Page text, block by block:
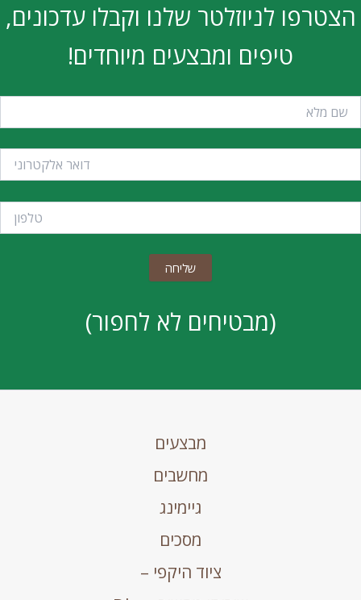
הצטרפו לניוזלטר שלנו וקבלו עדכונים,
טיפים ומבצעים מיוחדים!
(מבטיחים לא לחפור)
מבצעים
מחשבים
גיימינג
מסכים
ציוד היקפי –